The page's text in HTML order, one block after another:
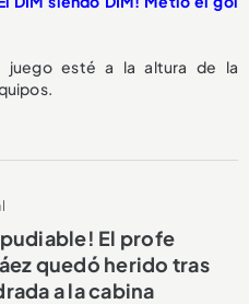
juego esté a la altura de la
El profe
quedó herido tras
a la cabina